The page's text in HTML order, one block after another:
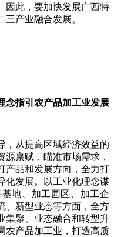
因此，要加快发展广西特
产业融合发展。
指引农产品加工业发展
从提高区域经济效益的
禀赋，瞄准市场需求，
产品和发展方向，全力打
化发展。以工业化理念谋
地、加工园区、加工企
、新型业态等方面，全方
集聚、业态融合和转型升
农产品加工业，打造高质